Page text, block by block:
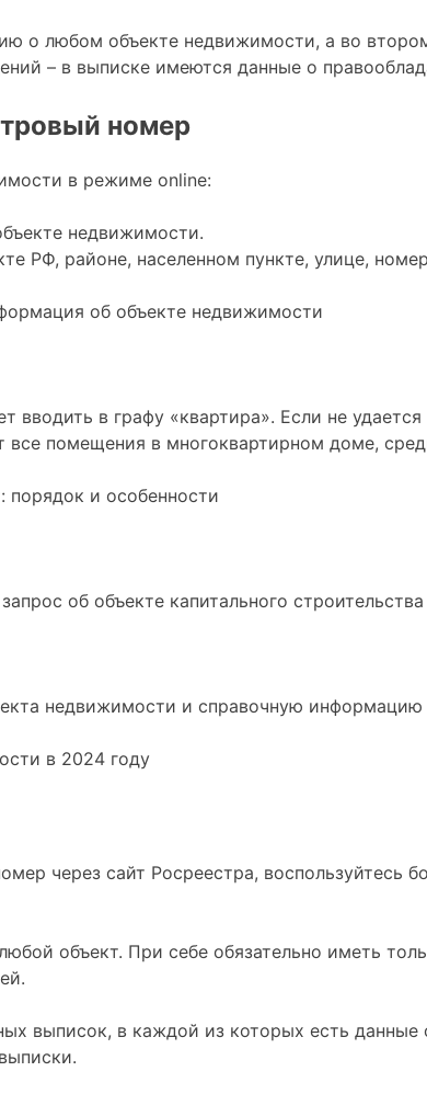
о любом объекте недвижимости, а во
– в выписке имеются данные о
номер
в режиме online:
недвижимости.
РФ, районе, населенном пункте, улице,
вводить в графу «квартира». Если не
все помещения в многоквартирном доме,
порядок и особенности
недвижимости и справочную информацию
в 2024 году
через сайт Росреестра,
объект. При себе обязательно иметь
выписок, в каждой из которых есть